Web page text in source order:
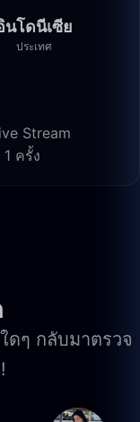
นโดนีเซีย
ประเทศ
Stream
ครั้ง
ดๆ กลับมาตรวจ